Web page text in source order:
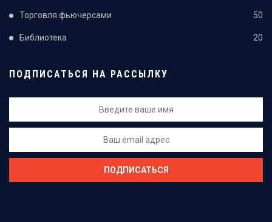
Торговля фьючерсами 50
Библиотека 20
ПОДПИСАТЬСЯ НА РАССЫЛКУ